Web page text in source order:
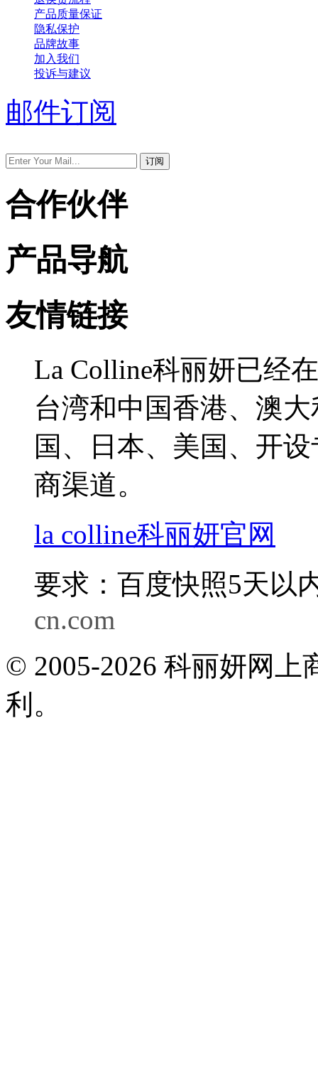
产品质量保证
隐私保护
品牌故事
加入我们
投诉与建议
邮件订阅
合作伙伴
产品导航
友情链接
La Colline科丽妍已经
台湾和中国香港、澳
国、日本、美国、开
商渠道。
la colline科丽妍官网
要求：百度快照5天以
cn.com
© 2005-2026 科丽妍网
利。